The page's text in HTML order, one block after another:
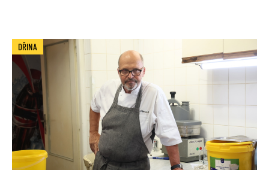
DŘINA